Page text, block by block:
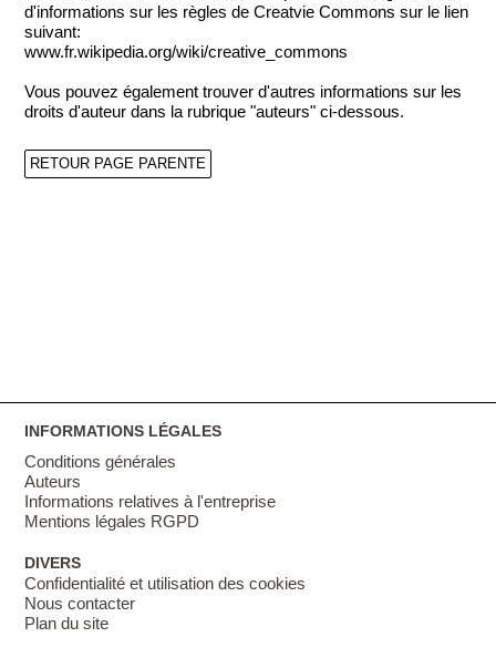
d'informations sur les règles de Creatvie Commons sur le lien
suivant:
www.fr.wikipedia.org/wiki/creative_commons
Vous pouvez également trouver d'autres informations sur les
droits d'auteur dans la rubrique "auteurs" ci-dessous.
RETOUR PAGE PARENTE
INFORMATIONS LÉGALES
Conditions générales
Auteurs
Informations relatives à l'entreprise
Mentions légales RGPD
DIVERS
Confidentialité et utilisation des cookies
Nous contacter
Plan du site